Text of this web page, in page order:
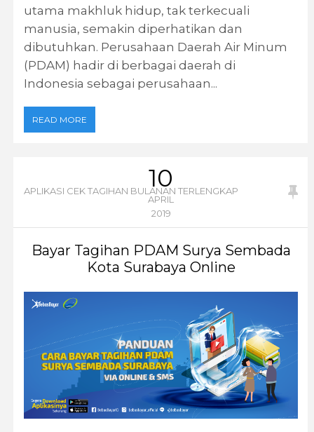
utama makhluk hidup, tak terkecuali
manusia, semakin diperhatikan dan
dibutuhkan. Perusahaan Daerah Air Minum
(PDAM) hadir di berbagai daerah di
Indonesia sebagai perusahaan...
READ MORE
10
APRIL
2019
APLIKASI CEK TAGIHAN BULANAN TERLENGKAP
Bayar Tagihan PDAM Surya Sembada
Kota Surabaya Online